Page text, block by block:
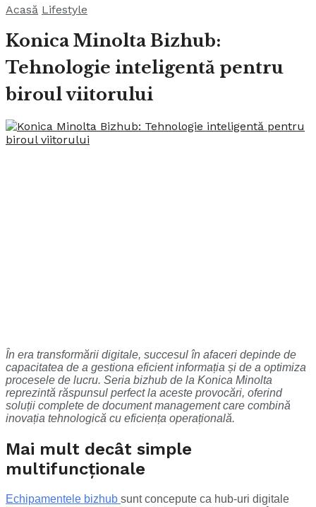
Acasă Lifestyle
Konica Minolta Bizhub:
Tehnologie inteligentă pentru
biroul viitorului
În era transformării digitale, succesul în afaceri depinde de
capacitatea de a gestiona eficient informația și de a optimiza
procesele de lucru. Seria bizhub de la Konica Minolta
reprezintă răspunsul perfect la aceste provocări, oferind
soluții complete de document management care combină
inovația tehnologică cu eficiența operațională.
Mai mult decât simple
multifuncționale
Echipamentele bizhub sunt concepute ca hub-uri digitale